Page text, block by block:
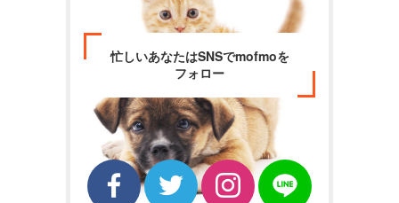
忙しいあなたはSNSでmofmoを
フォロー